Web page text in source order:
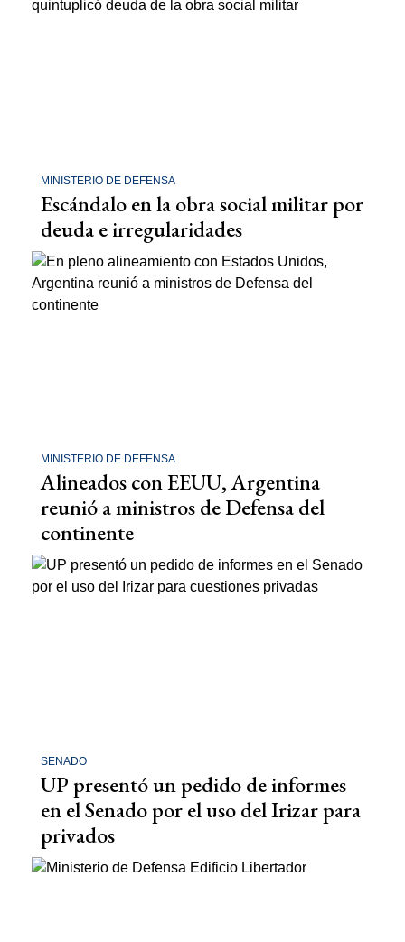
MINISTERIO DE DEFENSA
Escándalo en la obra social militar por
deuda e irregularidades
MINISTERIO DE DEFENSA
Alineados con EEUU, Argentina
reunió a ministros de Defensa del
continente
SENADO
UP presentó un pedido de informes
en el Senado por el uso del Irizar para
privados